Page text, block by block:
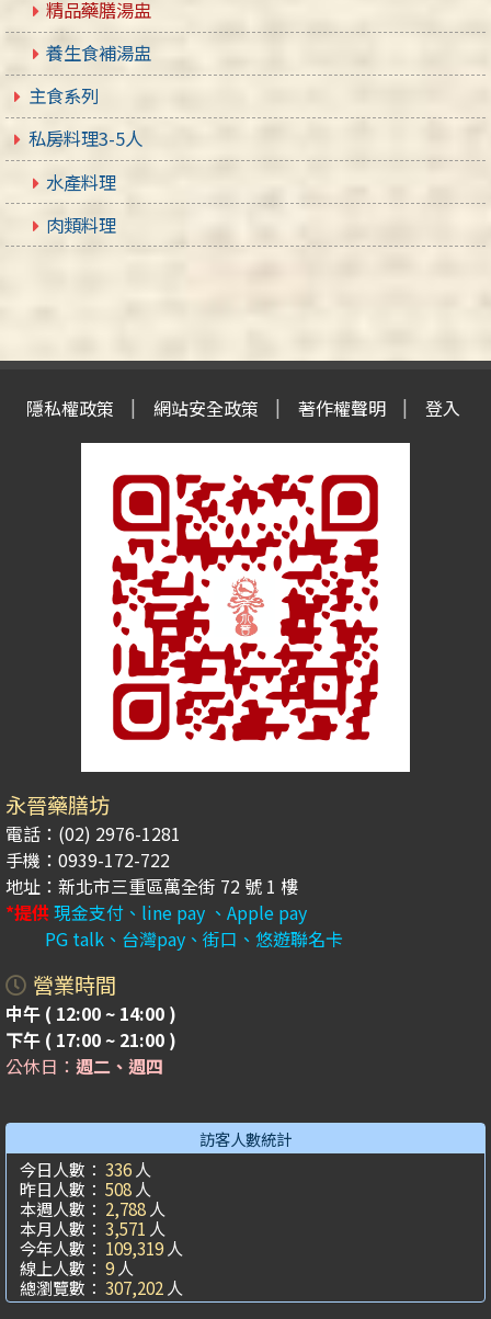
精品藥膳湯盅
養生食補湯盅
主食系列
私房料理3-5人
水產料理
肉類料理
隱私權政策 網站安全政策 著作權聲明 登入
永晉藥膳坊
電話：(02) 2976-1281
手機：0939-172-722
地址：新北市三重區萬全街 72 號 1 樓
*提供現金支付、line pay 、Apple pay
PG talk、台灣pay、街口、悠遊聯名卡
營業時間
中午 ( 12:00 ~ 14:00 )
下午 ( 17:00 ~ 21:00 )
公休日： 週二、週四
訪客人數統計
今日人數： 336 人
昨日人數： 508 人
本週人數： 2,788 人
本月人數： 3,571 人
今年人數： 109,319 人
線上人數： 9 人
總瀏覽數： 307,202 人